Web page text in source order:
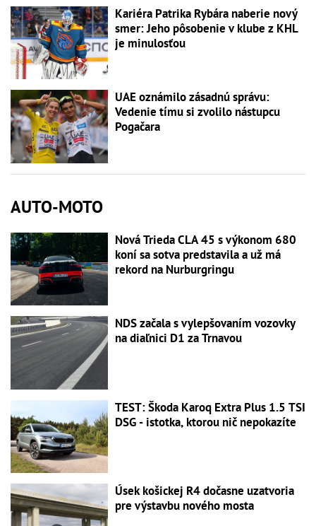
Kariéra Patrika Rybára naberie nový
smer: Jeho pôsobenie v klube z KHL
je minulosťou
UAE oznámilo zásadnú správu:
Vedenie tímu si zvolilo nástupcu
Pogačara
AUTO-MOTO
Nová Trieda CLA 45 s výkonom 680
koní sa sotva predstavila a už má
rekord na Nurburgringu
NDS začala s vylepšovaním vozovky
na diaľnici D1 za Trnavou
TEST: Škoda Karoq Extra Plus 1.5 TSI
DSG - istotka, ktorou nič nepokazíte
Úsek košickej R4 dočasne uzatvoria
pre výstavbu nového mosta